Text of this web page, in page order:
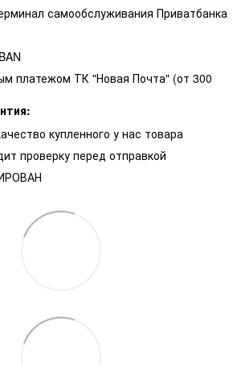
самообслуживания Приватбанка
платежом ТК "Новая Почта" (от 300
купленного у нас товара
проверку перед отправкой